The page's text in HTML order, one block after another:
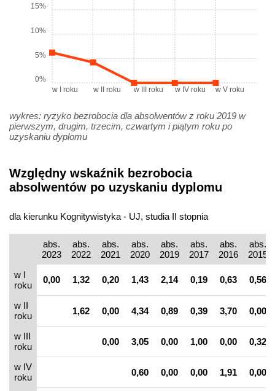
w I roku w II roku w III roku w IV roku w V roku
0%
5%
10%
15%
wykres: ryzyko bezrobocia dla absolwentów z roku 2019 w
pierwszym, drugim, trzecim, czwartym i piątym roku po
uzyskaniu dyplomu
Względny wskaźnik bezrobocia
absolwentów po uzyskaniu dyplomu
dla kierunku Kognitywistyka - UJ, studia II stopnia
abs.
2023
abs.
2022
abs.
2021
abs.
2020
abs.
2019
abs.
2017
abs.
2016
abs.
2015
w I
roku
0,00 1,32 0,20 1,43 2,14 0,19 0,63 0,56
w II
roku
1,62 0,00 4,34 0,89 0,39 3,70 0,00
w III
roku
0,00 3,05 0,00 1,00 0,00 0,32
w IV
roku
0,60 0,00 0,00 1,91 0,00